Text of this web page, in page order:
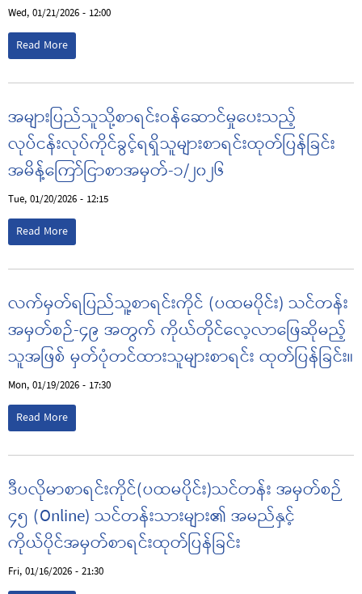
Wed, 01/21/2026 - 12:00
Read More
အများပြည်သူသို့စာရင်းဝန်ဆောင်မှုပေးသည့်
လုပ်ငန်းလုပ်ကိုင်ခွင့်ရရှိသူများစာရင်းထုတ်ပြန်ခြင်း
အမိန့်ကြော်ငြာစာအမှတ်-၁/၂၀၂၆
Tue, 01/20/2026 - 12:15
Read More
လက်မှတ်ရပြည်သူ့စာရင်းကိုင် (ပထမပိုင်း) သင်တန်း
အမှတ်စဉ်-၄၉ အတွက် ကိုယ်တိုင်လေ့လာဖြေဆိုမည့်
သူအဖြစ် မှတ်ပုံတင်ထားသူများစာရင်း ထုတ်ပြန်ခြင်း။
Mon, 01/19/2026 - 17:30
Read More
ဒီပလိုမာစာရင်းကိုင်(ပထမပိုင်း)သင်တန်း အမှတ်စဉ်
၄၅ (Online) သင်တန်းသားများ၏ အမည်နှင့်
ကိုယ်ပိုင်အမှတ်စာရင်းထုတ်ပြန်ခြင်း
Fri, 01/16/2026 - 21:30